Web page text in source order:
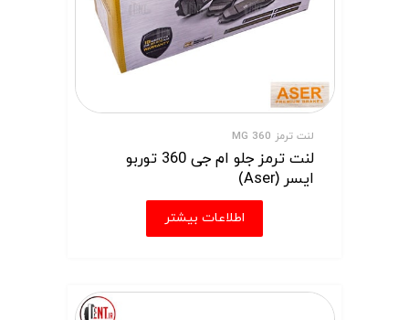
لنت ترمز MG 360
لنت ترمز جلو ام جی 360 توربو
ایسر (Aser)
اطلاعات بیشتر